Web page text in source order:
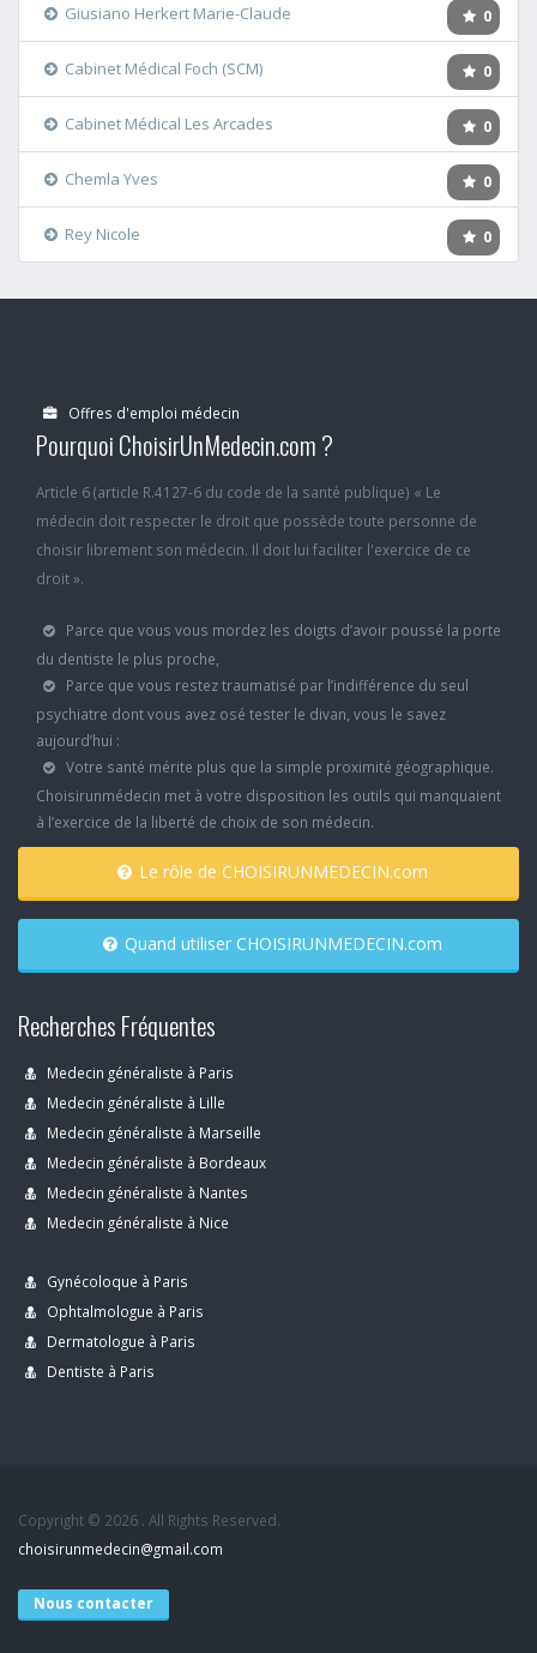
0
Giusiano Herkert Marie-Claude
0
Cabinet Médical Foch (SCM)
0
Cabinet Médical Les Arcades
0
Chemla Yves
0
Rey Nicole
Offres d'emploi médecin
Pourquoi ChoisirUnMedecin.com ?
Article 6 (article R.4127-6 du code de la santé publique) « Le
médecin doit respecter le droit que possède toute personne de
choisir librement son médecin. Il doit lui faciliter l'exercice de ce
droit ».
Parce que vous vous mordez les doigts d’avoir poussé la porte
du dentiste le plus proche,
Parce que vous restez traumatisé par l’indifférence du seul
psychiatre dont vous avez osé tester le divan, vous le savez
aujourd’hui :
Votre santé mérite plus que la simple proximité géographique.
Choisirunmédecin met à votre disposition les outils qui manquaient
à l’exercice de la liberté de choix de son médecin.
Le rôle de CHOISIRUNMEDECIN.com
Quand utiliser CHOISIRUNMEDECIN.com
Recherches Fréquentes
Medecin généraliste à Paris
Medecin généraliste à Lille
Medecin généraliste à Marseille
Medecin généraliste à Bordeaux
Medecin généraliste à Nantes
Medecin généraliste à Nice
Gynécoloque à Paris
Ophtalmologue à Paris
Dermatologue à Paris
Dentiste à Paris
Copyright © 2026 . All Rights Reserved.
choisirunmedecin@gmail.com
Nous contacter